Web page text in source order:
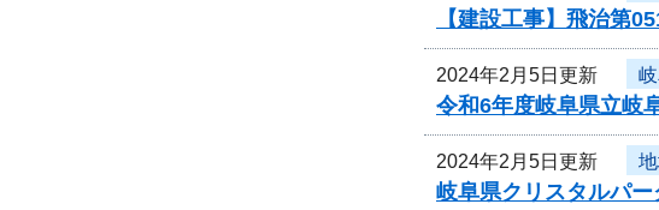
【建設工事】飛治第
2024年2月5日更新
令和6年度岐阜県立岐
2024年2月5日更新
岐阜県クリスタルパ